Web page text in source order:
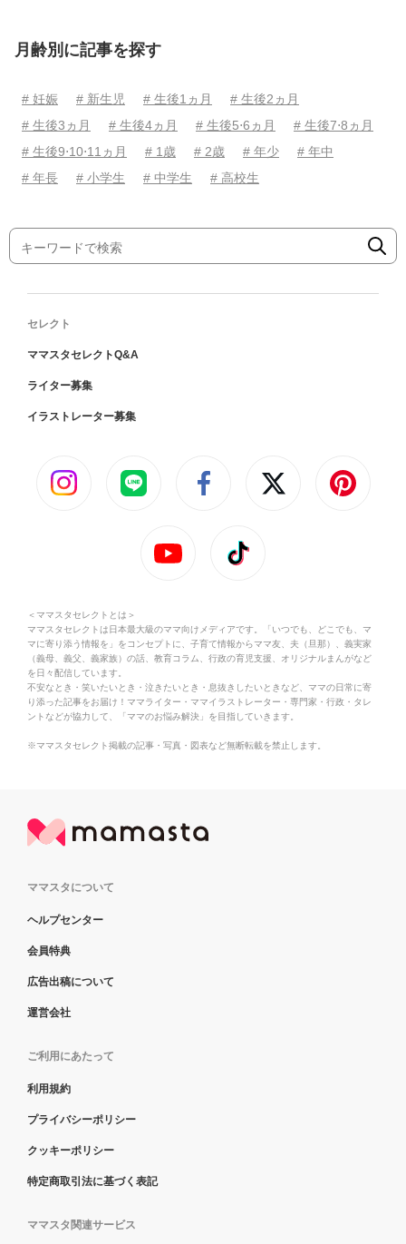
月齢別に記事を探す
# 妊娠 # 新生児 # 生後1ヵ月
# 生後2ヵ月
# 生後3ヵ月
# 生後4ヵ月 # 生後5⋅6ヵ月
# 生後7⋅8ヵ月
# 生後9⋅10⋅11ヵ月
# 1歳 # 2歳 # 年少
# 年中
# 年長
# 小学生 # 中学生 # 高校生
セレクト
ママスタセレクトQ&A
ライター募集
イラストレーター募集
＜ママスタセレクトとは＞
ママスタセレクトは日本最大級のママ向けメディアです。「いつでも、どこでも、マ
マに寄り添う情報を」をコンセプトに、子育て情報からママ友、夫（旦那）、義実家
（義母、義父、義家族）の話、教育コラム、行政の育児支援、オリジナルまんがなど
を日々配信しています。
不安なとき・笑いたいとき・泣きたいとき・息抜きしたいときなど、ママの日常に寄
り添った記事をお届け！ママライター・ママイラストレーター・専門家・行政・タレ
ントなどが協力して、「ママのお悩み解決」を目指していきます。
※ママスタセレクト掲載の記事・写真・図表など無断転載を禁止します。
ママスタについて
ヘルプセンター
会員特典
広告出稿について
運営会社
ご利用にあたって
利用規約
プライバシーポリシー
クッキーポリシー
特定商取引法に基づく表記
ママスタ関連サービス